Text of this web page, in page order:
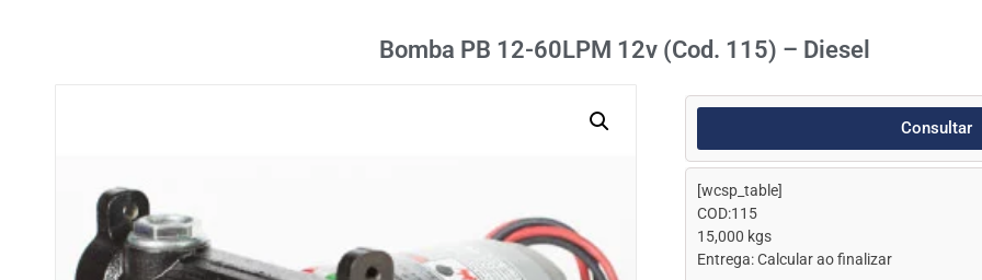
Bomba PB 12-60LPM 12v (Cod. 115) – Diesel
Consultar
[wcsp_table]
COD:115
15,000 kgs
Entrega: Calcular ao finalizar